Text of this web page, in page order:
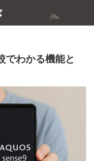
でわかる機能と